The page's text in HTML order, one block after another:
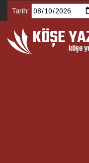
Tarih: